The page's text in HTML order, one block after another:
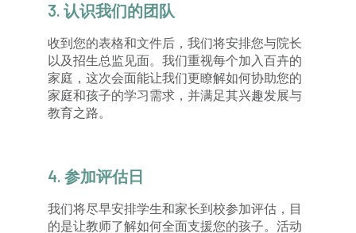
3. 认识我们的团队
收到您的表格和文件后，我们将安排您与院长
以及招生总监见面。我们重视每个加入百卉的
家庭，这次会面能让我们更瞭解如何协助您的
家庭和孩子的学习需求，并满足其兴趣发展与
教育之路。
4. 参加评估日
我们将尽早安排学生和家长到校参加评估，目
的是让教师了解如何全面支援您的孩子。活动